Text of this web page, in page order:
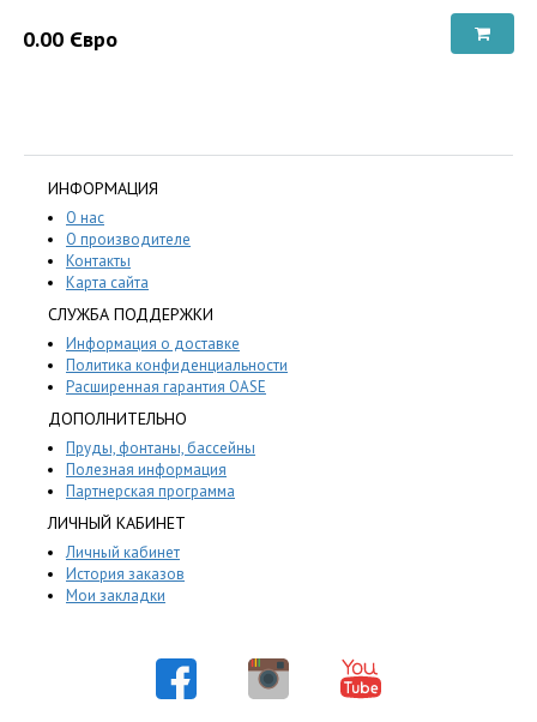
0.00 Євро
ИНФОРМАЦИЯ
О нас
О производителе
Контакты
Карта сайта
СЛУЖБА ПОДДЕРЖКИ
Информация о доставке
Политика конфиденциальности
Расширенная гарантия OASE
ДОПОЛНИТЕЛЬНО
Пруды, фонтаны, бассейны
Полезная информация
Партнерская программа
ЛИЧНЫЙ КАБИНЕТ
Личный кабинет
История заказов
Мои закладки